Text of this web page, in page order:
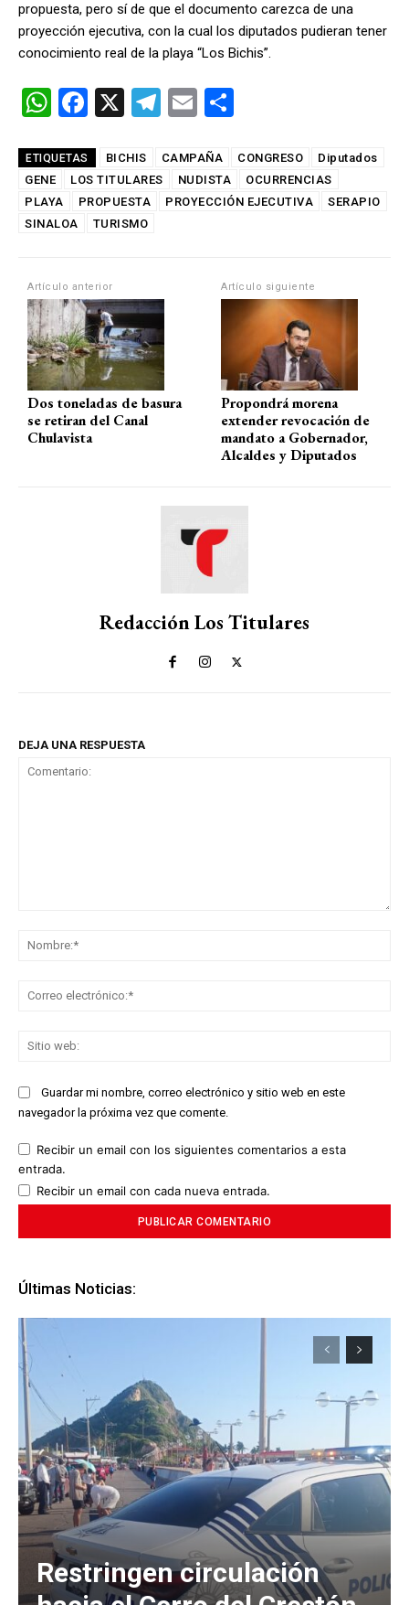
propuesta, pero sí de que el documento carezca de una
proyección ejecutiva, con la cual los diputados pudieran tener
conocimiento real de la playa “Los Bichis”.
W
at
s
A
p
F
ce
b
o
k
X
T
e
gr
E
ail m
p
ETIQUETAS BICHIS CAMPAÑA CONGRESO
Diputados
GENE
LOS TITULARES NUDISTA
OCURRENCIAS
PLAYA
PROPUESTA PROYECCIÓN EJECUTIVA
SERAPIO
SINALOA
TURISMO
Artículo anterior
Dos toneladas de basura
se retiran del Canal
Chulavista
Artículo siguiente
Propondrá morena
extender revocación de
mandato a Gobernador,
Alcaldes y Diputados
Redacción Los Titulares
DEJA UNA RESPUESTA
Guardar mi nombre, correo electrónico y sitio web en este
navegador la próxima vez que comente.
Recibir un email con los siguientes comentarios a esta
entrada.
Recibir un email con cada nueva entrada.
Últimas Noticias:
Restringen circulación